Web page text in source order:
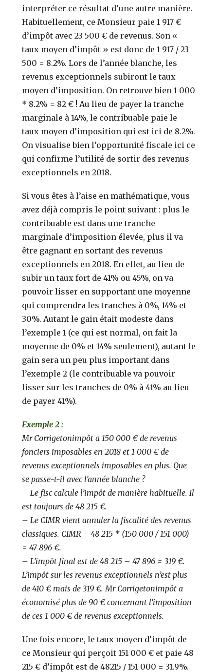
interpréter ce résultat d’une autre manière.
Habituellement, ce Monsieur paie 1 917 €
d’impôt avec 23 500 € de revenus. Son «
taux moyen d’impôt » est donc de 1 917 / 23
500 = 8.2%. Lors de l’année blanche, les
revenus exceptionnels subiront le taux
moyen d’imposition. On retrouve bien 1 000
* 8.2% = 82 € ! Au lieu de payer la tranche
marginale à 14%, le contribuable paie le
taux moyen d’imposition qui est ici de 8.2%.
On visualise bien l’opportunité fiscale ici ce
qui confirme l’utilité de sortir des revenus
exceptionnels en 2018.
Si vous êtes à l’aise en mathématique, vous
avez déjà compris le point suivant : plus le
contribuable est dans une tranche
marginale d’imposition élevée, plus il va
être gagnant en sortant des revenus
exceptionnels en 2018. En effet, au lieu de
subir un taux fort de 41% ou 45%, on va
pouvoir lisser en supportant une moyenne
qui comprendra les tranches à 0%, 14% et
30%. Autant le gain était modeste dans
l’exemple 1 (ce qui est normal, on fait la
moyenne de 0% et 14% seulement), autant le
gain sera un peu plus important dans
l’exemple 2 (le contribuable va pouvoir
lisser sur les tranches de 0% à 41% au lieu
de payer 41%).
Exemple 2 :
Mr Corrigetonimpôt a 150 000 € de revenus
fonciers imposables en 2018 et 1 000 € de
revenus exceptionnels imposables en plus. Que
se passe-t-il avec l’année blanche ?
– Le fisc calcule l’impôt de manière habituelle. Il
est toujours de 48 215 €.
– Le CIMR vient annuler la fiscalité des revenus
classiques. CIMR = 48 215 * (150 000 / 151 000)
= 47 896 €.
– L’impôt final est de 48 215 – 47 896 = 319 €.
L’impôt sur les revenus exceptionnels n’est plus
de 410 € mais de 319 €. Mr Corrigetonimpôt a
économisé plus de 90 € concernant l’imposition
de ces 1 000 € de revenus exceptionnels.
Une fois encore, le taux moyen d’impôt de
ce Monsieur qui perçoit 151 000 € et paie 48
215 € d’impôt est de 48215 / 151 000 = 31.9%.